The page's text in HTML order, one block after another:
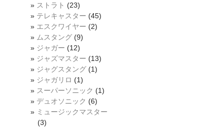
ストラト (23)
テレキャスター (45)
エスクワイヤー (2)
ムスタング (9)
ジャガー (12)
ジャズマスター (13)
ジャグスタング (1)
ジャガリロ (1)
スーパーソニック (1)
デュオソニック (6)
ミュージックマスター
(3)